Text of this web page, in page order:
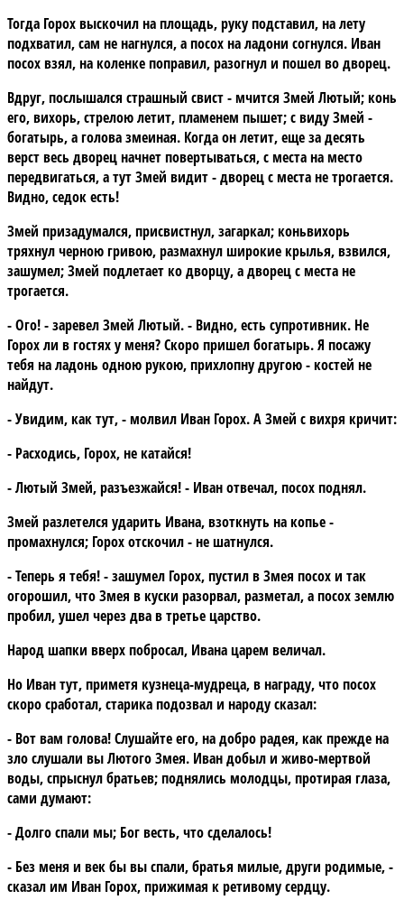
Тогда Горох выскочил на площадь, руку подставил, на лету
подхватил, сам не нагнулся, а посох на ладони согнулся. Иван
посох взял, на коленке поправил, разогнул и пошел во дворец.
Вдруг, послышался страшный свист - мчится Змей Лютый; конь
его, вихорь, стрелою летит, пламенем пышет; с виду Змей -
богатырь, а голова змеиная. Когда он летит, еще за десять
верст весь дворец начнет повертываться, с места на место
передвигаться, а тут Змей видит - дворец с места не трогается.
Видно, седок есть!
Змей призадумался, присвистнул, загаркал; коньвихорь
тряхнул черною гривою, размахнул широкие крылья, взвился,
зашумел; Змей подлетает ко дворцу, а дворец с места не
трогается.
- Ого! - заревел Змей Лютый. - Видно, есть супротивник. Не
Горох ли в гостях у меня? Скоро пришел богатырь. Я посажу
тебя на ладонь одною рукою, прихлопну другою - костей не
найдут.
- Увидим, как тут, - молвил Иван Горох. А Змей с вихря кричит:
- Расходись, Горох, не катайся!
- Лютый Змей, разъезжайся! - Иван отвечал, посох поднял.
Змей разлетелся ударить Ивана, взоткнуть на копье -
промахнулся; Горох отскочил - не шатнулся.
- Теперь я тебя! - зашумел Горох, пустил в Змея посох и так
огорошил, что Змея в куски разорвал, разметал, а посох землю
пробил, ушел через два в третье царство.
Народ шапки вверх побросал, Ивана царем величал.
Но Иван тут, приметя кузнеца-мудреца, в награду, что посох
скоро сработал, старика подозвал и народу сказал:
- Вот вам голова! Слушайте его, на добро радея, как прежде на
зло слушали вы Лютого Змея. Иван добыл и живо-мертвой
воды, спрыснул братьев; поднялись молодцы, протирая глаза,
сами думают:
- Долго спали мы; Бог весть, что сделалось!
- Без меня и век бы вы спали, братья милые, други родимые, -
сказал им Иван Горох, прижимая к ретивому сердцу.